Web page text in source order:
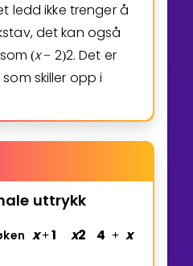
ledd ikke trenger å
det kan også
(x − 2)2. Det er
skiller opp i
uttrykk
x+1 x2 4 + x